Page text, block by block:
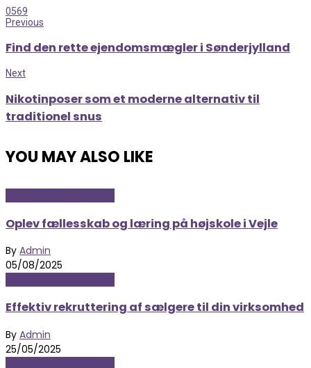
0569
Previous
Find den rette ejendomsmægler i Sønderjylland
Next
Nikotinposer som et moderne alternativ til
traditionel snus
YOU MAY ALSO LIKE
Oplev fællesskab og læring på højskole i Vejle
By Admin
05/08/2025
Effektiv rekruttering af sælgere til din virksomhed
By Admin
25/05/2025